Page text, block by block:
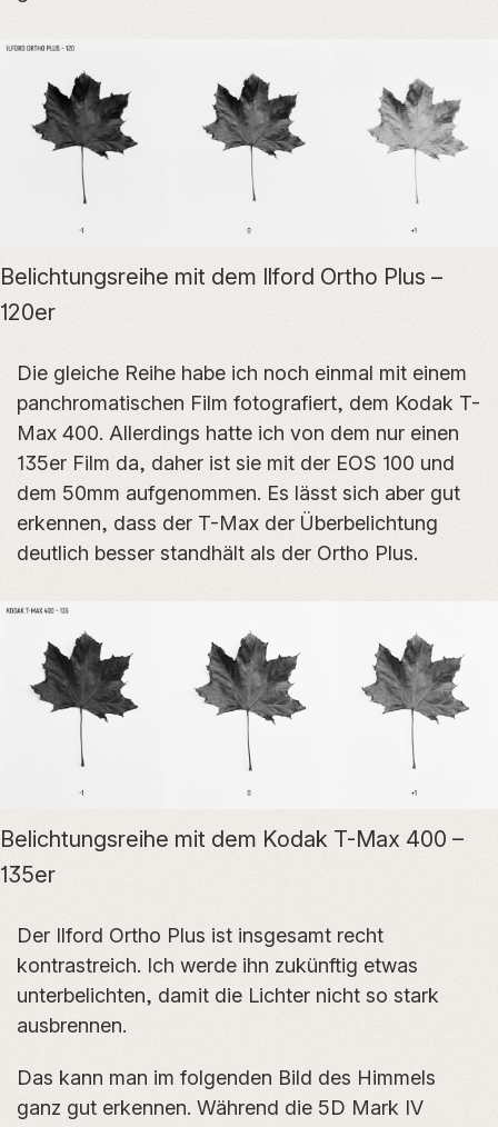
Belichtungsreihe mit dem Ilford Ortho Plus –
120er
Die gleiche Reihe habe ich noch einmal mit einem
panchromatischen Film fotografiert, dem Kodak T-
Max 400. Allerdings hatte ich von dem nur einen
135er Film da, daher ist sie mit der EOS 100 und
dem 50mm aufgenommen. Es lässt sich aber gut
erkennen, dass der T-Max der Überbelichtung
deutlich besser standhält als der Ortho Plus.
Belichtungsreihe mit dem Kodak T-Max 400 –
135er
Der Ilford Ortho Plus ist insgesamt recht
kontrastreich. Ich werde ihn zukünftig etwas
unterbelichten, damit die Lichter nicht so stark
ausbrennen.
Das kann man im folgenden Bild des Himmels
ganz gut erkennen. Während die 5D Mark IV